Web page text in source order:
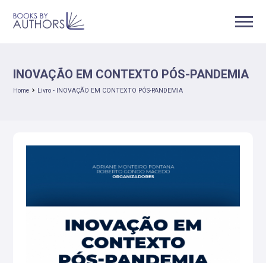
INOVAÇÃO EM CONTEXTO PÓS-PANDEMIA
Home Livro - INOVAÇÃO EM CONTEXTO PÓS-PANDEMIA